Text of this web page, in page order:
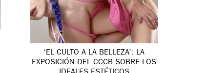
‘EL CULTO A LA BELLEZA’: LA
EXPOSICIÓN DEL CCCB SOBRE LOS